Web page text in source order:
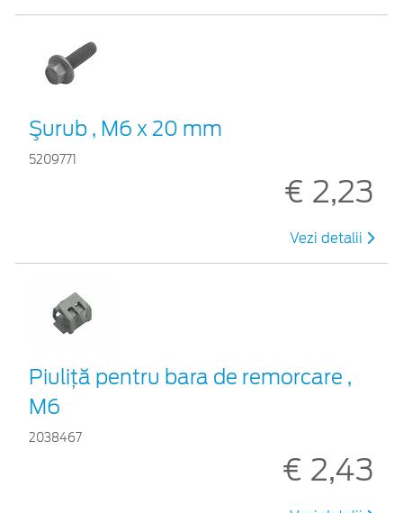
Şurub , M6 x 20 mm
5209771
€ 2,23
Vezi detalii
Piuliță pentru bara de remorcare ,
M6
2038467
€ 2,43